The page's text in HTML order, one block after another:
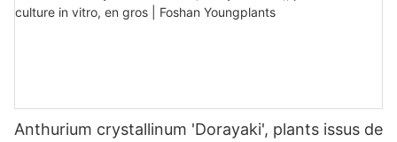
Anthurium crystallinum 'Dorayaki', plants issus de